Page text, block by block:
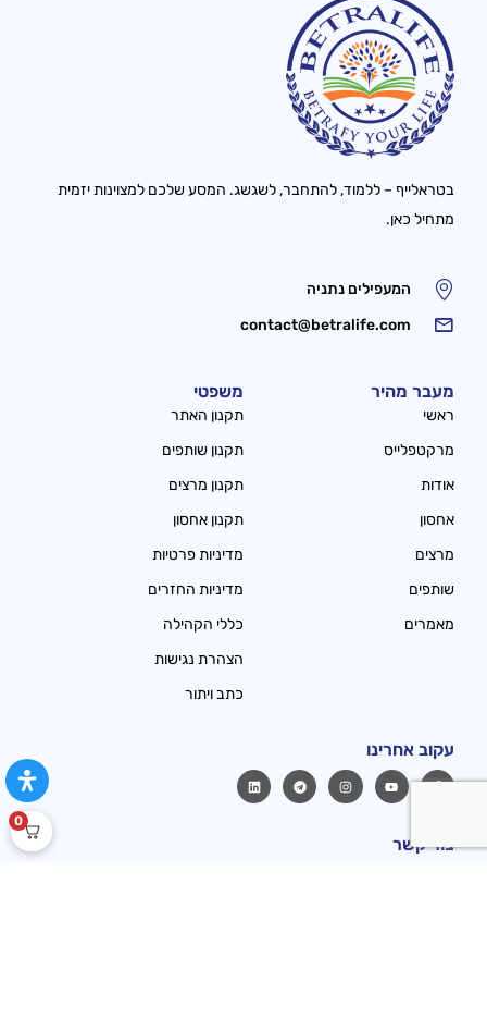
בטראלייף – ללמוד, להתחבר, לשגשג. המסע שלכם למצוינות יזמית
מתחיל כאן.
המעפילים נתניה
contact@betralife.com
מעבר מהיר
ראשי
מרקטפלייס
אודות
אחסון
מרצים
שותפים
מאמרים
משפטי
תקנון האתר
תקנון שותפים
תקנון מרצים
תקנון אחסון
מדיניות פרטיות
מדיניות החזרים
כללי הקהילה
הצהרת נגישות
כתב ויתור
עקוב אחרינו
צור קשר
0